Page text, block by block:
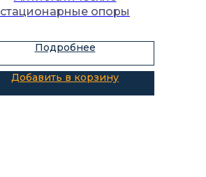
стационарные опоры
Подробнее
Добавить в корзину